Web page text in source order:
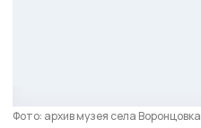
Фото: архив музея села Воронцовка